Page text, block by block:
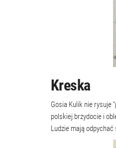
Kreska
Gosia Kulik nie rysuje
polskiej brzydocie i
Ludzie mają